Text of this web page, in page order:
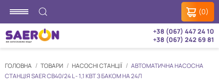
(0)
+38 (067) 447 24 10
+38 (067) 242 69 81
ГОЛОВНА ТОВАРИ НАСОСНІ СТАНЦІЇ
АВТОМАТИЧНА НАСОСНА
СТАНЦІЯ SAER CB40/24 L - 1,1 КВТ З БАКОМ НА 24Л